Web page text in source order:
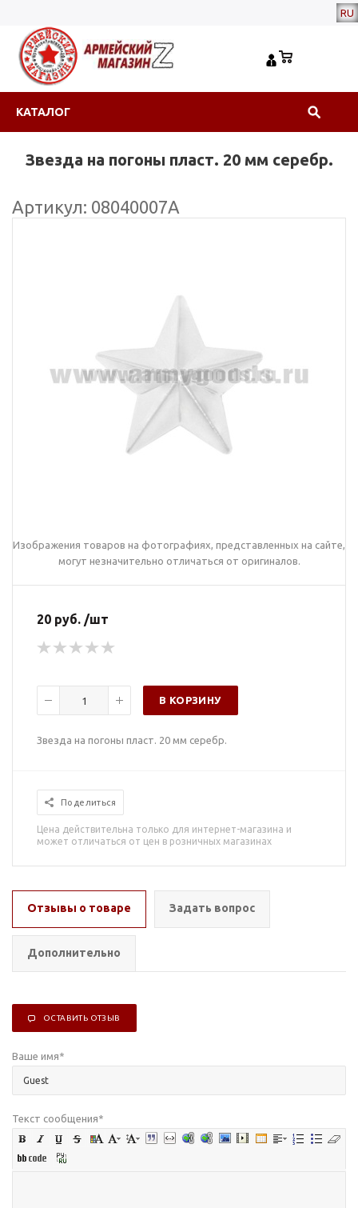
RU
КАТАЛОГ
Звезда на погоны пласт. 20 мм серебр.
Артикул: 08040007А
Изображения товаров на фотографиях, представленных на сайте,
могут незначительно отличаться от оригиналов.
20 руб. /шт
В КОРЗИНУ
Звезда на погоны пласт. 20 мм серебр.
Поделиться
Цена действительна только для интернет-магазина и
может отличаться от цен в розничных магазинах
Отзывы о товаре Задать вопрос
Дополнительно
ОСТАВИТЬ ОТЗЫВ
Ваше имя*
Текст сообщения*